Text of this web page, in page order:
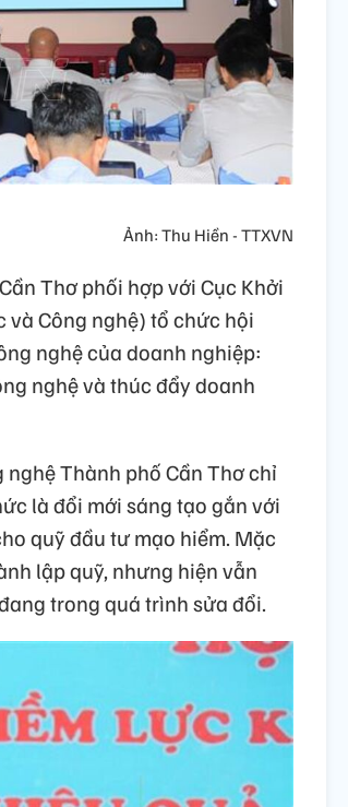
Ảnh: Thu Hiền - TTXVN
Thơ phối hợp với Cục Khởi
và Công nghệ) tổ chức hội
nghệ của doanh nghiệp:
nghệ và thúc đẩy doanh
nghệ Thành phố Cần Thơ chỉ
là đổi mới sáng tạo gắn với
quỹ đầu tư mạo hiểm. Mặc
lập quỹ, nhưng hiện vẫn
trong quá trình sửa đổi.